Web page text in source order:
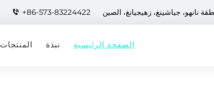
نانهو، جياشينغ، زهيجيانغ، الصين +86-573-83224422
الصفحة الرئيسية نبذة المنتجات